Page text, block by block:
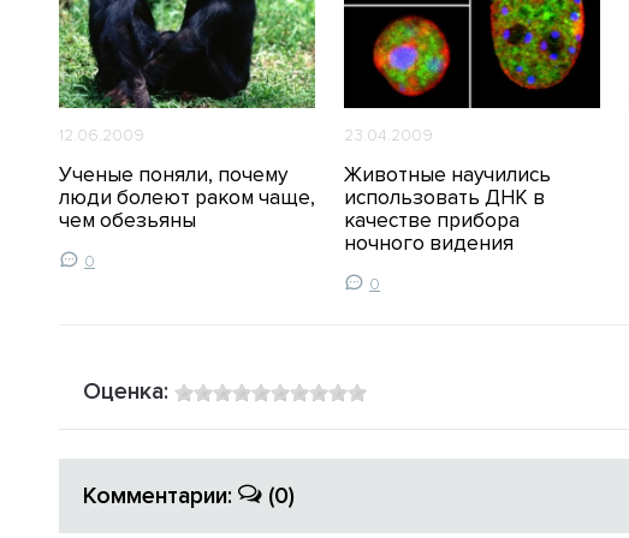
12.06.2009
Ученые поняли, почему
люди болеют раком чаще,
чем обезьяны
0
23.04.2009
Животные научились
использовать ДНК в
качестве прибора
ночного видения
0
Оценка:
Комментарии: (0)